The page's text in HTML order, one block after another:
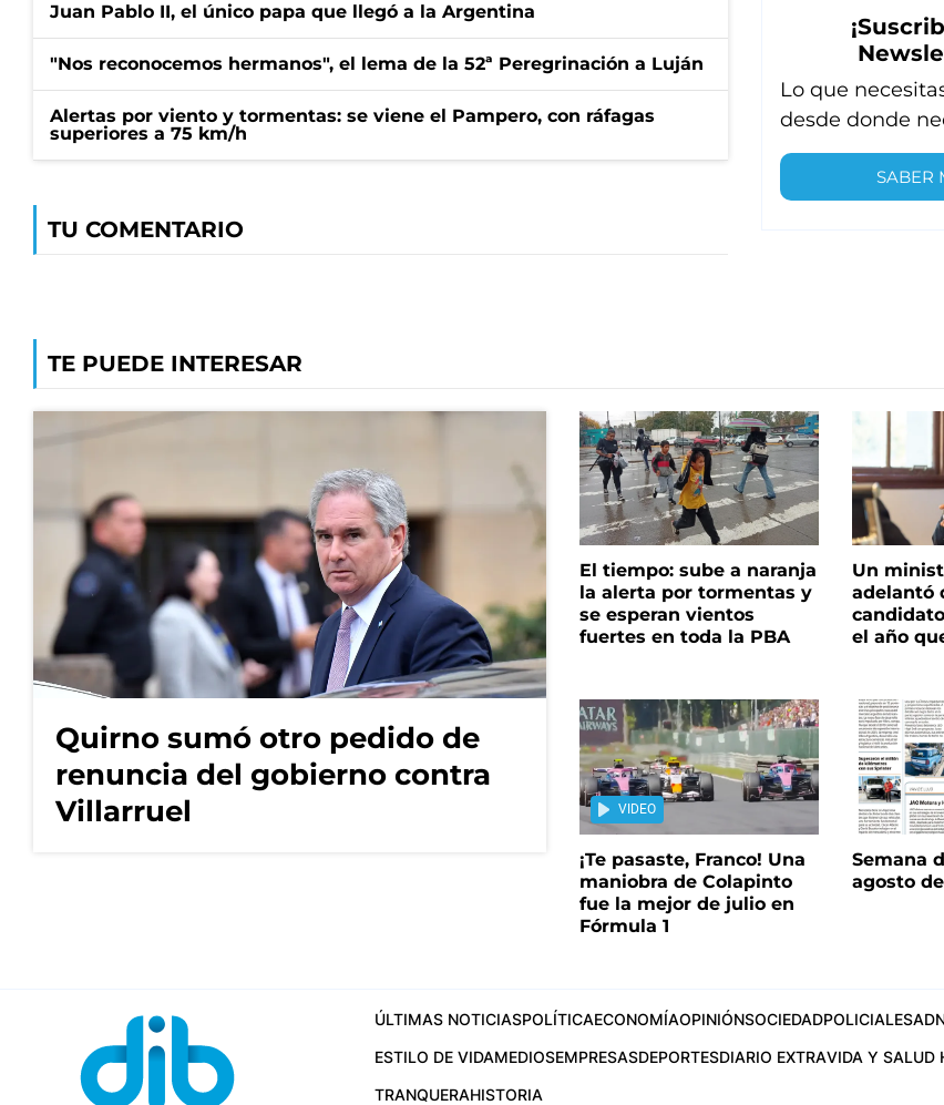
Juan Pablo II, el único papa que llegó a la Argentina
"Nos reconocemos hermanos", el lema de la 52ª Peregrinación a Luján
Alertas por viento y tormentas: se viene el Pampero, con ráfagas
superiores a 75 km/h
TU COMENTARIO
Lo que
desde donde
SABER
TE PUEDE INTERESAR
Quirno sumó otro pedido de
renuncia del gobierno contra
Villarruel
El tiempo: sube a naranja
la alerta por tormentas y
se esperan vientos
fuertes en toda la PBA
Un
adelantó
el año
VIDEO
¡Te pasaste, Franco! Una
maniobra de Colapinto
fue la mejor de julio en
Fórmula 1
Semana
agosto
ÚLTIMAS NOTICIASPOLÍTICAECONOMÍAOPINIÓNSOCIEDADPOLICIALES
ESTILO DE VIDAMEDIOSEMPRESASDEPORTESDIARIO EXTRAVIDA Y SALUD
TRANQUERAHISTORIA